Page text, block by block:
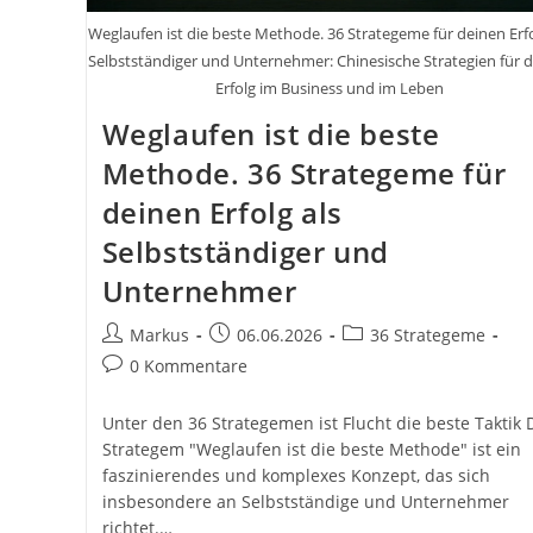
Weglaufen ist die beste Methode. 36 Strategeme für deinen
Selbstständiger und Unternehmer: Chinesische Strategien für
Erfolg im Business und im Leben
Weglaufen ist die beste
Methode. 36 Strategeme für
deinen Erfolg als
Selbstständiger und
Unternehmer
Beitrags-
Autor:
Markus
Beitrag
veröffentlicht:
06.06.2026
Beitrags-
36 Strategeme
Beitrags-
0 Kommentare
Unter den 36 Strategemen ist Flucht die beste Taktik
Strategem "Weglaufen ist die beste Methode" ist ein
faszinierendes und komplexes Konzept, das sich
insbesondere an Selbstständige und Unternehmer
richtet.…